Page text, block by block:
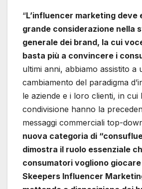
“L’influencer marketing deve
grande considerazione nella
generale dei brand, la cui
basta più a convincere i
ultimi anni, abbiamo assistito a
cambiamento del paradigma
le aziende e i loro clienti, in cui
condivisione hanno la
messaggi commerciali top-
nuova categoria di
dimostra il ruolo essenziale
consumatori vogliono giocare
Skeepers Influencer